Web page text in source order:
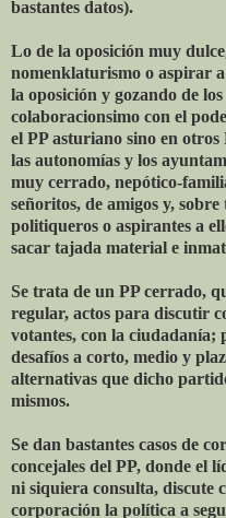
bastantes datos).
Lo de la oposición muy
nomenklaturismo o aspirar
la oposición y gozando de
colaboracionsimo con el
el PP asturiano sino en otros
las autonomías y los
muy cerrado, nepótico-
señoritos, de amigos y,
politiqueros o aspirantes a
sacar tajada material e
Se trata de un PP cerrado,
regular, actos para discutir
votantes, con la ciudadanía;
desafíos a corto, medio y
alternativas que dicho
mismos.
Se dan bastantes casos de
concejales del PP, donde el
ni siquiera consulta, discute
corporación la política a